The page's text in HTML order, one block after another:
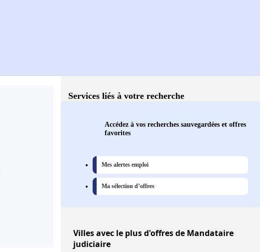
Services liés à votre recherche
Accédez à vos recherches sauvegardées et offres
favorites
Mes alertes emploi
Ma sélection d’offres
Villesavec le plus d'offres de Mandataire
judiciaire